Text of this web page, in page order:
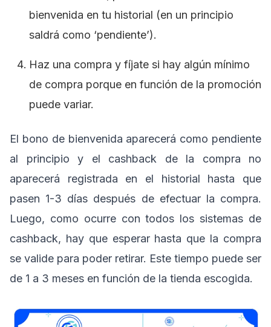
bienvenida en tu historial (en un principio
saldrá como ‘pendiente’).
Haz una compra y fíjate si hay algún mínimo
de compra porque en función de la promoción
puede variar.
El bono de bienvenida aparecerá como pendiente
al principio y el cashback de la compra no
aparecerá registrada en el historial hasta que
pasen 1-3 días después de efectuar la compra.
Luego, como ocurre con todos los sistemas de
cashback, hay que esperar hasta que la compra
se valide para poder retirar. Este tiempo puede ser
de 1 a 3 meses en función de la tienda escogida.